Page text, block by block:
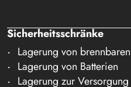
Sicherheitsschränke
Lagerung von
Lagerung von Batterien
Lagerung zur Versorgung